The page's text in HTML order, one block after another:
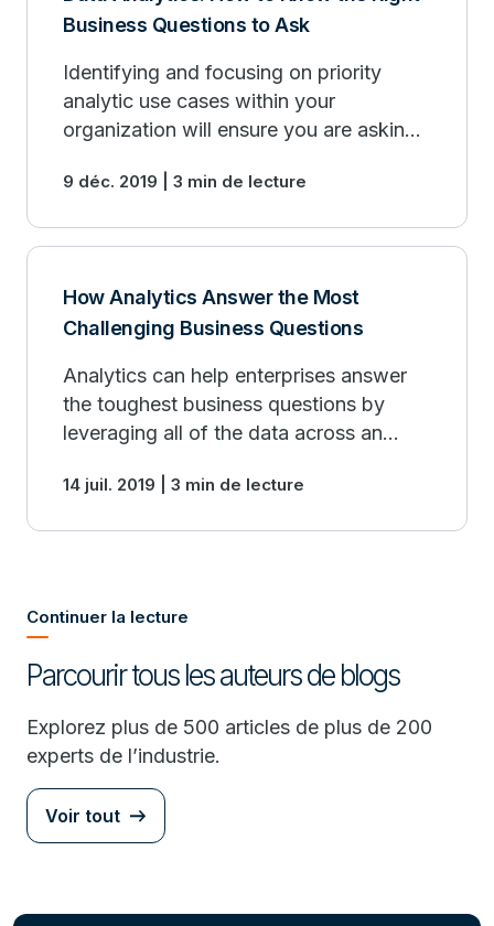
Business Questions to Ask
Identifying and focusing on priority
analytic use cases within your
organization will ensure you are asking
more.
9 déc. 2019 | 3 min de lecture
How Analytics Answer the Most
Challenging Business Questions
Analytics can help enterprises answer
the toughest business questions by
leveraging all of the data across an
14 juil. 2019 | 3 min de lecture
Continuer la lecture
Parcourir tous les auteurs de blogs
Explorez plus de 500 articles de plus de 200
experts de l’industrie.
Voir tout